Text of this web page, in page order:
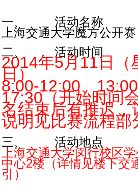
一、 活动名称
上海交通大学魔方公开赛
二、 活动时间
2014年5月11日（
日）
8:00-12:00、
17:30（开始时间
名结束后有推迟，
说明见比赛流程部
三、 活动地点
上海交通大学闵行校区
中心2楼（详情见楼下交
引）